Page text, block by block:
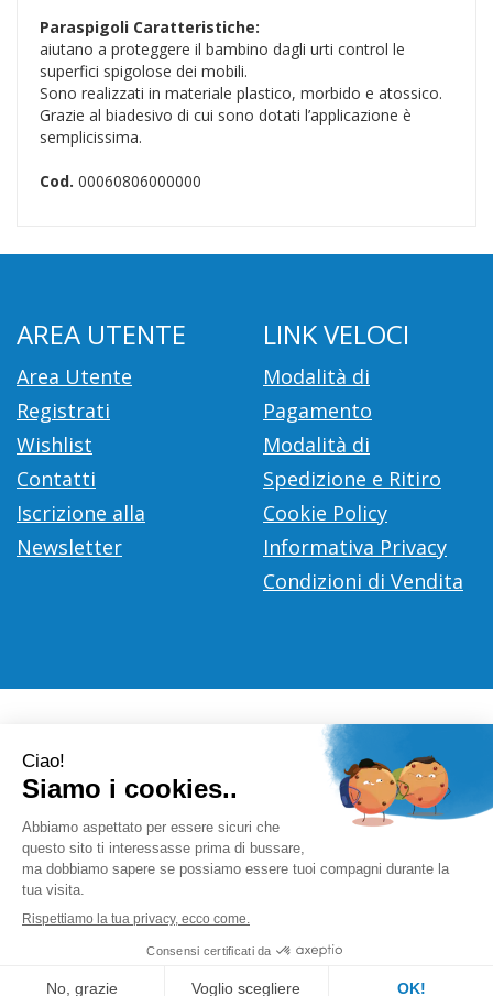
Paraspigoli Caratteristiche:
aiutano a proteggere il bambino dagli urti control le
superfici spigolose dei mobili.
Sono realizzati in materiale plastico, morbido e atossico.
Grazie al biadesivo di cui sono dotati l’applicazione è
semplicissima.
Cod. 00060806000000
AREA UTENTE
Area Utente
Registrati
Wishlist
Contatti
Iscrizione alla
Newsletter
LINK VELOCI
Modalità di
Pagamento
Modalità di
Spedizione e Ritiro
Cookie Policy
Informativa Privacy
Condizioni di Vendita
Farmacia Città D'Europa Dr. Leonardo Gaoni
d'Europa, 700 00144 Roma (RM)
info@farmace.it|Tel.: 065290252
| P.Iva: 09281581000 |
Powered byPrenofa
Web DesignFulcri srl